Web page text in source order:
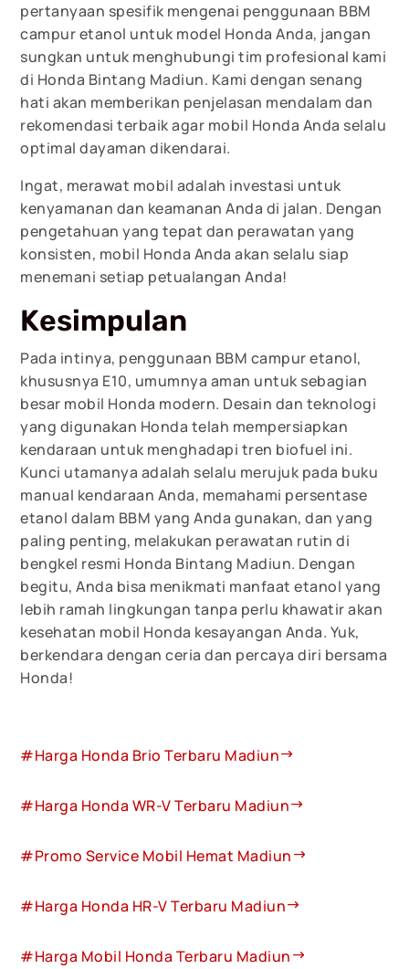
pertanyaan spesifik mengenai penggunaan BBM
campur etanol untuk model Honda Anda, jangan
sungkan untuk menghubungi tim profesional kami
di Honda Bintang Madiun. Kami dengan senang
hati akan memberikan penjelasan mendalam dan
rekomendasi terbaik agar mobil Honda Anda selalu
optimal dayaman dikendarai.
Ingat, merawat mobil adalah investasi untuk
kenyamanan dan keamanan Anda di jalan. Dengan
pengetahuan yang tepat dan perawatan yang
konsisten, mobil Honda Anda akan selalu siap
menemani setiap petualangan Anda!
Kesimpulan
Pada intinya, penggunaan BBM campur etanol,
khususnya E10, umumnya aman untuk sebagian
besar mobil Honda modern. Desain dan teknologi
yang digunakan Honda telah mempersiapkan
kendaraan untuk menghadapi tren biofuel ini.
Kunci utamanya adalah selalu merujuk pada buku
manual kendaraan Anda, memahami persentase
etanol dalam BBM yang Anda gunakan, dan yang
paling penting, melakukan perawatan rutin di
bengkel resmi Honda Bintang Madiun. Dengan
begitu, Anda bisa menikmati manfaat etanol yang
lebih ramah lingkungan tanpa perlu khawatir akan
kesehatan mobil Honda kesayangan Anda. Yuk,
berkendara dengan ceria dan percaya diri bersama
Honda!
#Harga Honda Brio Terbaru Madiun
#Harga Honda WR-V Terbaru Madiun
#Promo Service Mobil Hemat Madiun
#Harga Honda HR-V Terbaru Madiun
#Harga Mobil Honda Terbaru Madiun